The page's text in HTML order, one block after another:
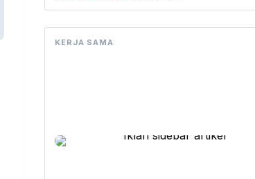
KERJA SAMA